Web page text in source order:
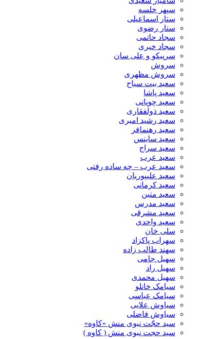
سپهر خلسه
ستار اسماعیلی
ستار رضوی
سجاد حاتمی
سجاد خیری
سرپیکو و علی سان
سروش
سروش مظهری
سعید بیت سیاح
سعید پاشا
سعید چوپانی
سعید ذولفقاری
سعید رشید امیری
سعید رهنمافر
سعید ساینس
سعید سراج
سعید عرب
سعید عرب – چه ساده رفتی
سعید علیپوریان
سعید کرمانی
سعید متین
سعید مدرس
سعید مشرقی
سعید واحدی
سلی خان
سهراب پاکزاد
سهند طالب زاده
سهیل جامی
سهیل راد
سهیل محمدی
سیامک خانلو
سیامک عباسی
سیاوش علایی
سیاوش فاضلی
سید حجّت نبوی منش «کاوه»
سید حجت نبوی منش ( کاوه )